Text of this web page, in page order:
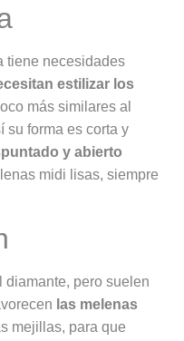
tiene necesidades
estilizar los
más similares al
su forma es corta y
y abierto
midi lisas, siempre
diamante, pero suelen
las melenas
mejillas, para que